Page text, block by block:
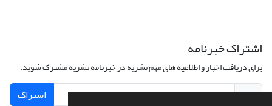
اشتراک خبرنامه
برای دریافت اخبار و اطلاعیه های مهم نشریه در خبرنامه نشریه مشترک شوید.
اشتراک